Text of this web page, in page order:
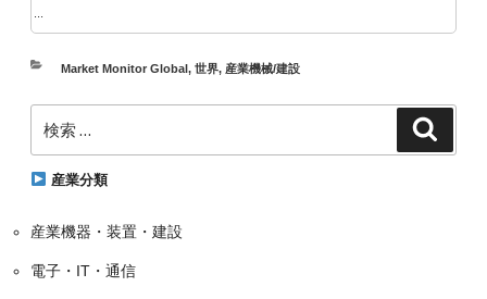
カ
リ
Market Monitor Global, 世界, 産業機械/建設
索:
産業分類
産業機器・装置・建設
電子・IT・通信